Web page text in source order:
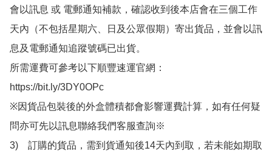
會以訊息 或 電郵通知補款，確認收到後本店會在三個工作
天內（不包括星期六、日及公眾假期）寄出貨品，並會以訊
息及電郵通知追蹤號碼已出貨。
所需運費可參考以下順豐速運官網：
https://bit.ly/3DY0OPc
※因貨品包裝後的外盒體積都會影響運費計算，如有任何疑
問亦可先以訊息聯絡我們客服查詢※
3)　訂購的貨品，需到貨通知後14天內到取，若未能如期取